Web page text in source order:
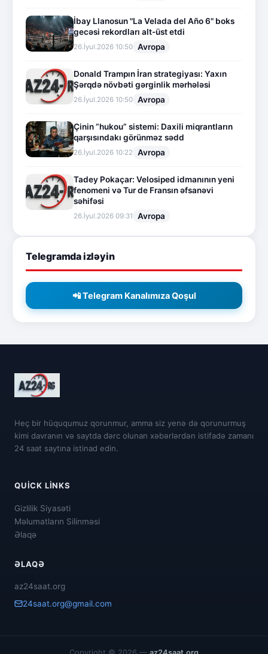
İbay Llanosun "La Velada del Año 6" boks
gecəsi rekordları alt-üst etdi
26.İyul.2026 10:50 Avropa
Donald Trampın İran strategiyası: Yaxın
Şərqdə növbəti gərginlik mərhələsi
26.İyul.2026 10:50 Avropa
Çinin “hukou” sistemi: Daxili miqrantların
qarşısındakı görünməz sədd
26.İyul.2026 10:22 Avropa
Tadey Pokaçar: Velosiped idmanının yeni
fenomeni və Tur de Fransın əfsanəvi
səhifəsi
26.İyul.2026 09:31 Avropa
Telegramda izləyin
📲 Telegram Kanalımıza Qoşul
Heç bir hüququmuz qorunmur, amma siz yenə də qorunurmuş
kimi davranın və saytda dərc olunan xəbərlərdən istifadə zamanı
24 saat saytına istinad edin.
QUICK LINKS
Gizlilik Siyasəti
Məlumatların Silinməsi
Əlaqə
ƏLAQƏ
az24saat.org
24saat.org@gmail.com